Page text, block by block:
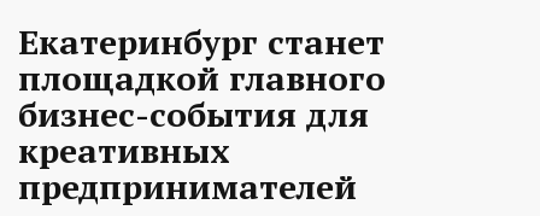
Екатеринбург станет
площадкой главного
бизнес-события для
креативных
предпринимателей